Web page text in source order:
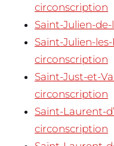
circonscription
Saint-Julien-
Saint-Julien-
circonscription
Saint-Just-et-
circonscription
Saint-Laurent-
circonscription